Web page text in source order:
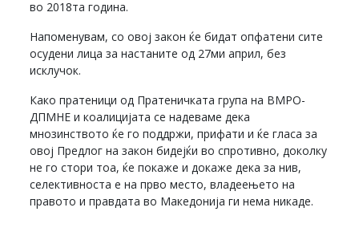
во 2018та година.
Напоменувам, со овој закон ќе бидат опфатени сите
осудени лица за настаните од 27ми април, без
исклучок.
Како пратеници од Пратеничката група на ВМРО-
ДПМНЕ и коалицијата се надеваме дека
мнозинството ќе го поддржи, прифати и ќе гласа за
овој Предлог на закон бидејќи во спротивно, доколку
не го стори тоа, ќе покаже и докаже дека за нив,
селективноста е на прво место, владеењето на
правото и правдата во Македонија ги нема никаде.